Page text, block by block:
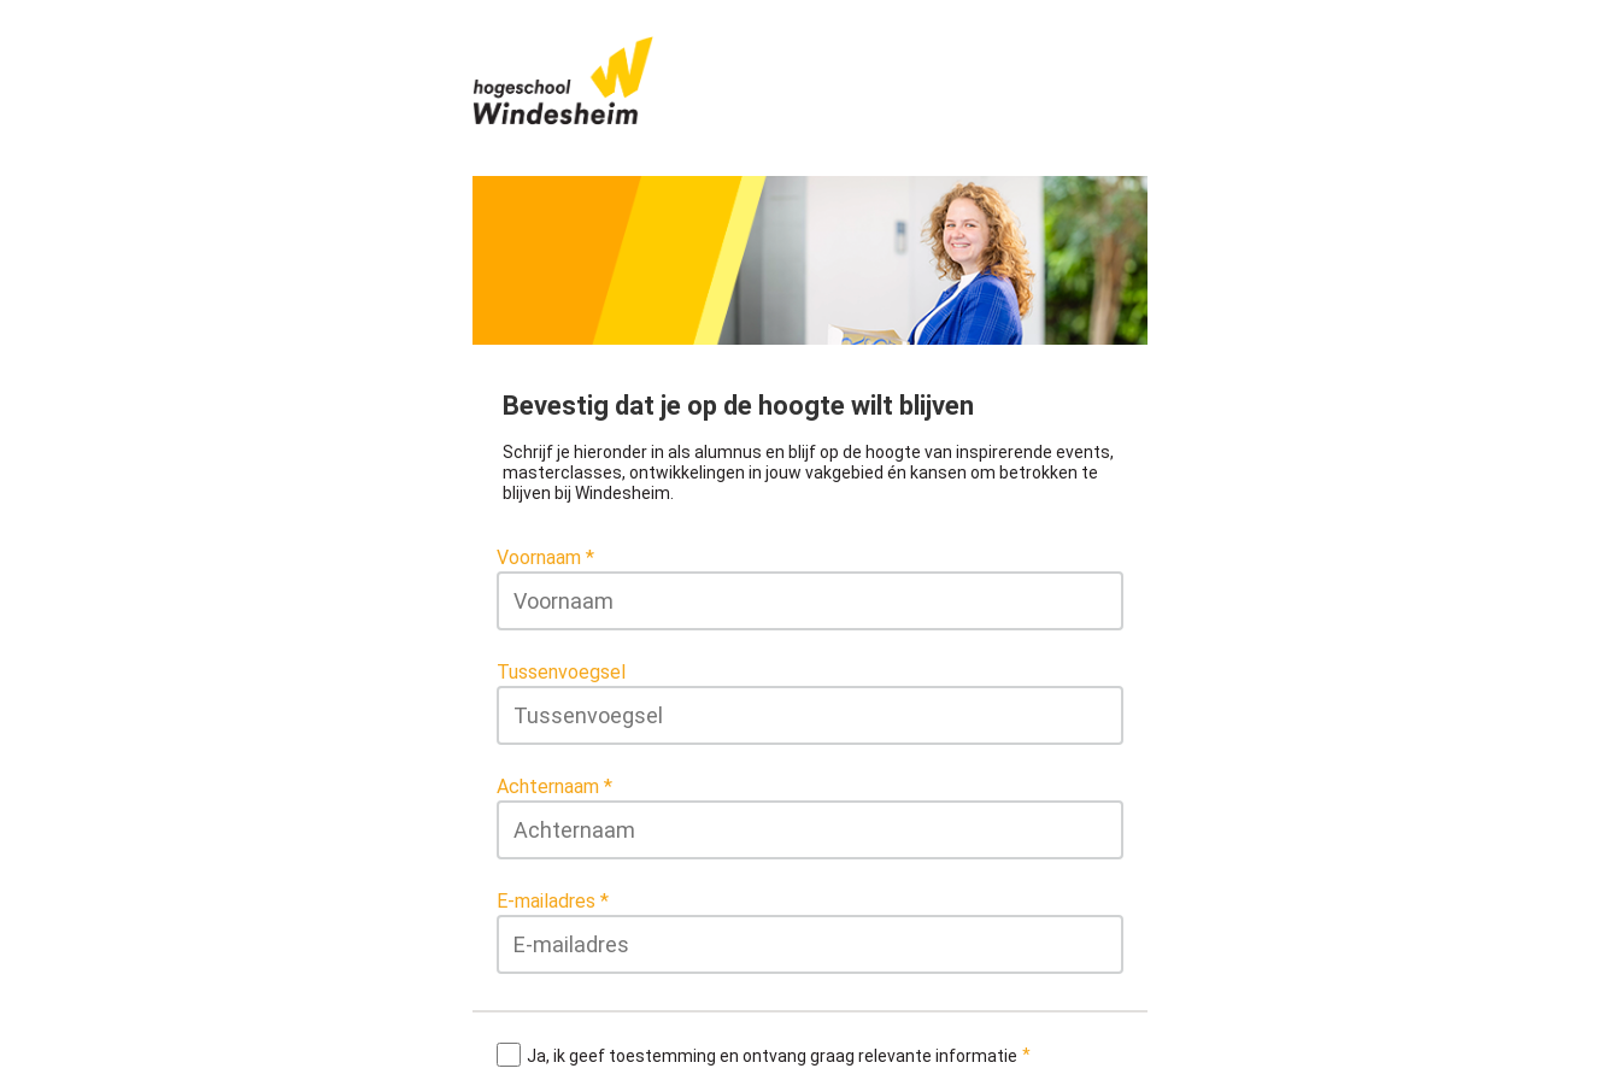
Bevestig dat je op de hoogte wilt blijven
Schrijf je hieronder in als alumnus en blijf op de hoogte van inspirerende events,
masterclasses, ontwikkelingen in jouw vakgebied én kansen om betrokken te
blijven bij Windesheim.
Voornaam
Tussenvoegsel
Achternaam
E-mailadres
Ja, ik geef toestemming en ontvang graag relevante informatie